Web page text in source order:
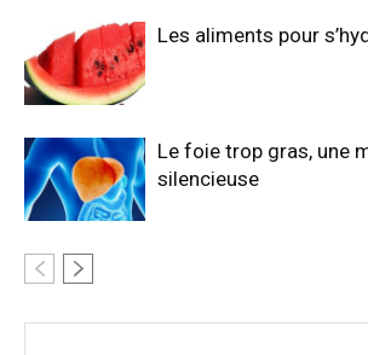
Les aliments pour
Le foie trop gras, une
silencieuse